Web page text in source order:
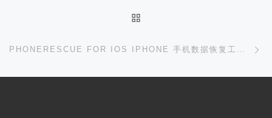
PHONERESCUE FOR IOS IPHONE 手机数据恢复工具软件/本站专属优惠 10 元/优惠后￥388